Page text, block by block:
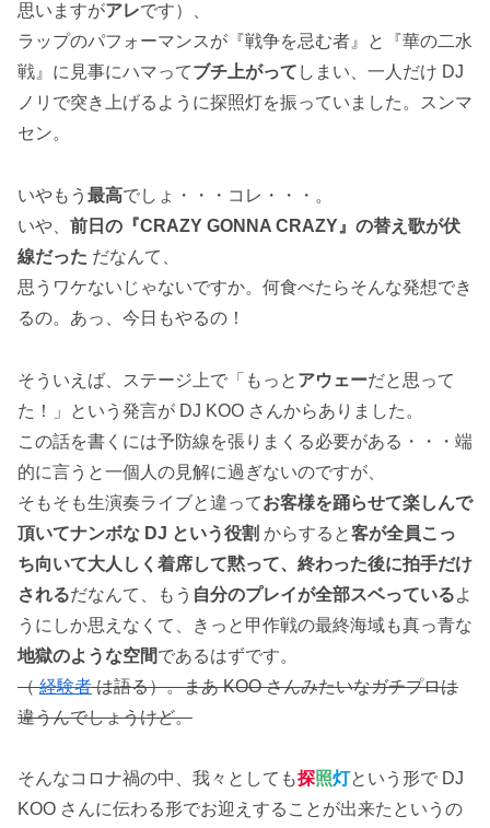
思いますがアレです）、
ラップのパフォーマンスが『戦争を忌む者』と『華の二水
戦』に見事にハマってブチ上がって しまい、一人だけ DJ
ノリで突き上げるように探照灯を振っていました。スンマ
セン。
いやもう 最高でしょ・・・コレ・・・。
いや、 前日の『CRAZY GONNA CRAZY』の替え歌が伏
線だった だなんて、
思うワケないじゃないですか。何食べたらそんな発想でき
るの。あっ、今日もやるの！
そういえば、ステージ上で「もっと アウェーだと思って
た！」という発言が DJ KOO さんからありました。
この話を書くには予防線を張りまくる必要がある・・・端
的に言うと一個人の見解に過ぎないのですが、
そもそも生演奏ライブと違ってお客様を踊らせて楽しんで
頂いてナンボな DJ という役割 からすると客が全員こっ
ち向いて大人しく着席して黙って、終わった後に拍手だけ
されるだなんて、もう 自分のプレイが全部スベっているよ
うにしか思えなくて、きっと甲作戦の最終海域も真っ青な
地獄のような空間であるはずです。
（経験者は語る）。まあ KOO さんみたいなガチプロは
違うんでしょうけど。
そんなコロナ禍の中、我々としても探照灯という形で DJ
KOO さんに伝わる形でお迎えすることが出来たというの